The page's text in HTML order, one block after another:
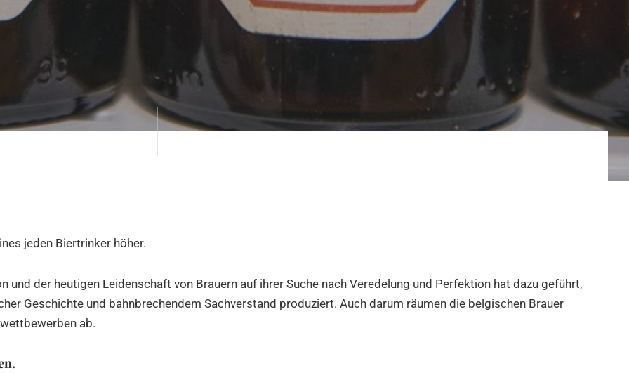
jeden Biertrinker höher.
der heutigen Leidenschaft von Brauern auf ihrer Suche nach Veredelung und Perfektion hat dazu geführt,
Geschichte und bahnbrechendem Sachverstand produziert. Auch darum räumen die belgischen Brauer
ab.